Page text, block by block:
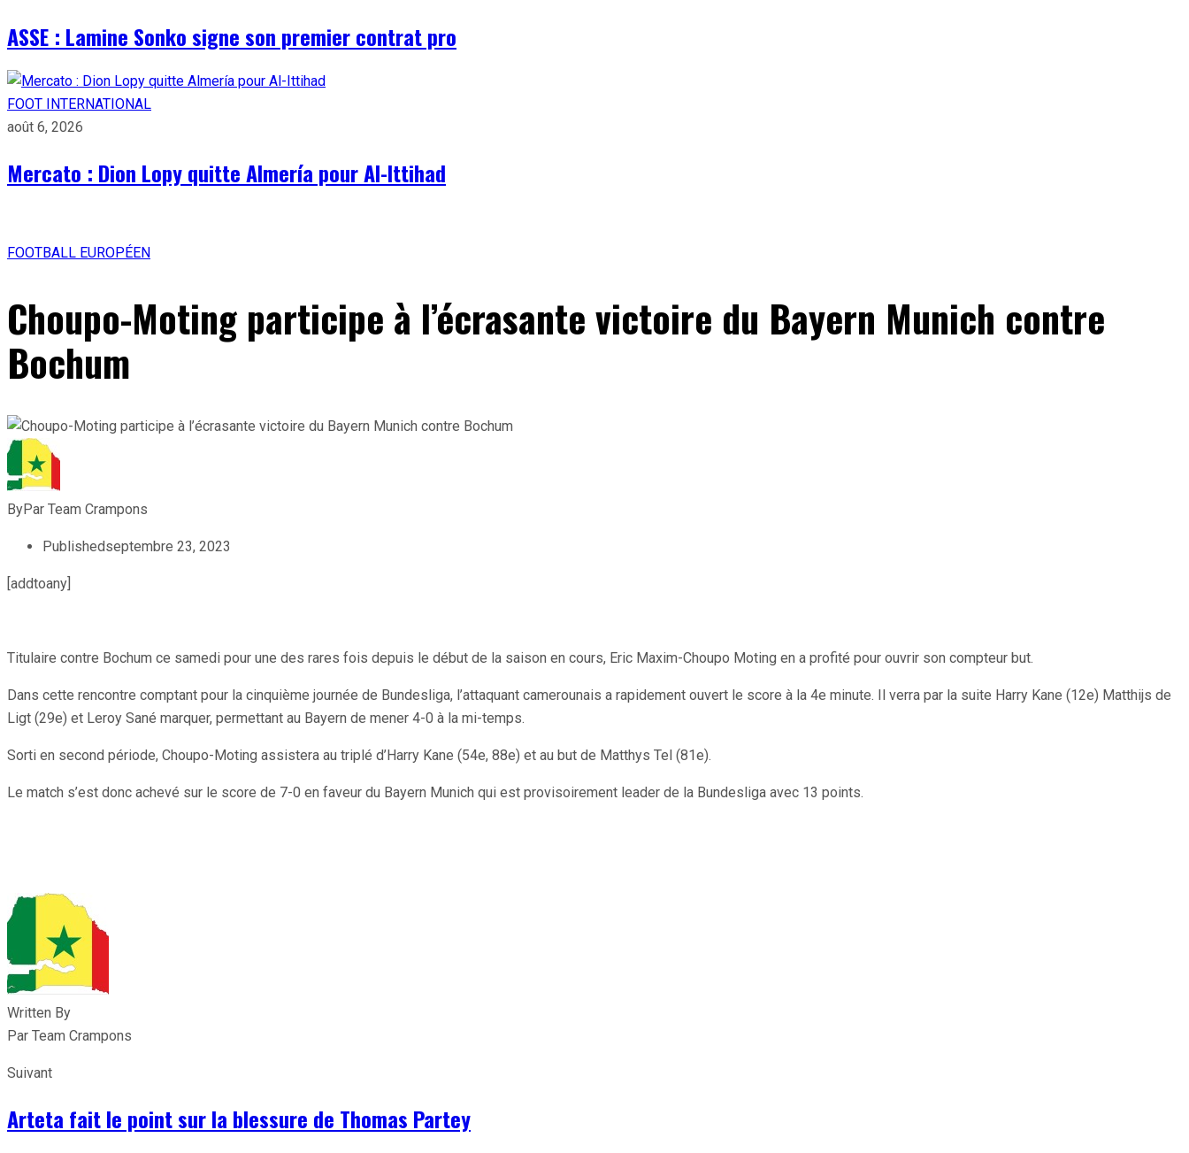
ASSE : Lamine Sonko signe son premier contrat pro
FOOT INTERNATIONAL
août 6, 2026
Mercato : Dion Lopy quitte Almería pour Al-Ittihad
FOOTBALL EUROPÉEN
Choupo-Moting participe à l’écrasante victoire du Bayern Munich contre
Bochum
ByPar Team Crampons
Publishedseptembre 23, 2023
[addtoany]
Titulaire contre Bochum ce samedi pour une des rares fois depuis le début de la saison en cours, Eric Maxim-Choupo Moting en a profité pour ouvrir son compteur but.
Dans cette rencontre comptant pour la cinquième journée de Bundesliga, l’attaquant camerounais a rapidement ouvert le score à la 4e minute. Il verra par la suite Harry Kane (12e) Matthijs de
Ligt (29e) et Leroy Sané marquer, permettant au Bayern de mener 4-0 à la mi-temps.
Sorti en second période, Choupo-Moting assistera au triplé d’Harry Kane (54e, 88e) et au but de Matthys Tel (81e).
Le match s’est donc achevé sur le score de 7-0 en faveur du Bayern Munich qui est provisoirement leader de la Bundesliga avec 13 points.
Written By
Par Team Crampons
Suivant
Arteta fait le point sur la blessure de Thomas Partey